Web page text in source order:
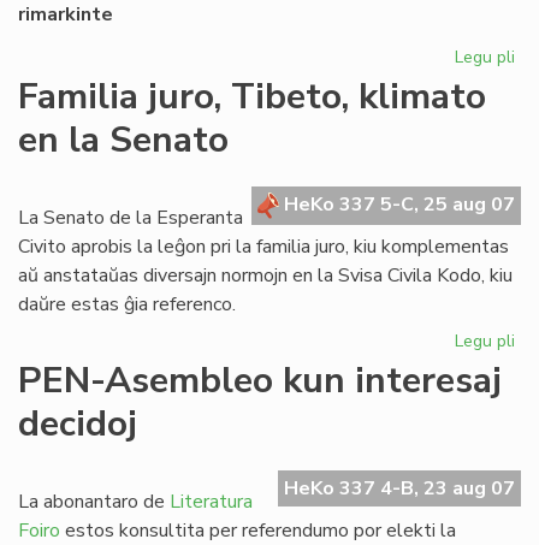
rimarkinte
Legu pli
Familia juro, Tibeto, klimato
en la Senato
HeKo 337 5-C, 25 aug 07
La Senato de la Esperanta
Civito aprobis la leĝon pri la familia juro, kiu komplementas
aŭ anstataŭas diversajn normojn en la Svisa Civila Kodo, kiu
daŭre estas ĝia referenco.
Legu pli
en
PEN-Asembleo kun interesaj
decidoj
HeKo 337 4-B, 23 aug 07
La abonantaro de Literatura
Foiro estos konsultita per referendumo por elekti la